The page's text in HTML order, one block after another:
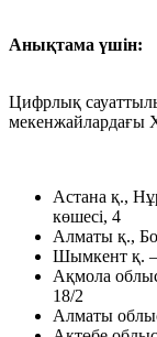
Анықтама үшін:
Цифрлық
мекенжайлардағы
Астана қ.,
көшесі, 4
Алматы қ.,
Шымкент қ. —
Ақмола
18/2
Алматы